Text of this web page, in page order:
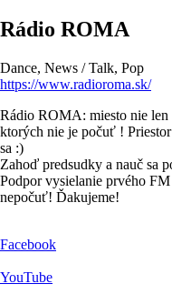
Rádio ROMA
Dance, News / Talk, Pop
https://www.radioroma.sk/
Rádio ROMA: miesto nie len
ktorých nie je počuť !
sa :)
Zahoď predsudky a nauč sa
Podpor vysielanie prvého
nepočuť! Ďakujeme!
Facebook
YouTube